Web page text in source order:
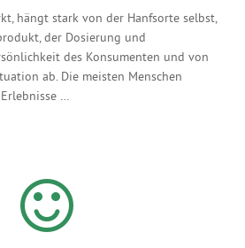
hängt stark von der Hanfsorte selbst,
der Dosierung und
des Konsumenten und von
ab. Die meisten Menschen
…